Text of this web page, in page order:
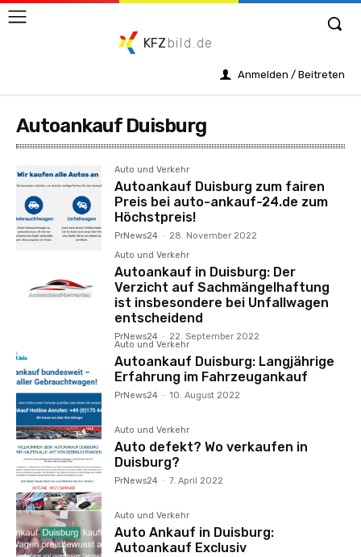
KFZ bild.de
Anmelden / Beitreten
Autoankauf Duisburg
Auto und Verkehr
Autoankauf Duisburg zum fairen
Preis bei auto-ankauf-24.de zum
Höchstpreis!
PrNews24 - 28. November 2022
Auto und Verkehr
Autoankauf in Duisburg: Der
Verzicht auf Sachmängelhaftung
ist insbesondere bei Unfallwagen
entscheidend
PrNews24 - 22. September 2022
Auto und Verkehr
Autoankauf Duisburg: Langjährige
Erfahrung im Fahrzeugankauf
PrNews24 - 10. August 2022
Auto und Verkehr
Auto defekt? Wo verkaufen in
Duisburg?
PrNews24 - 7. April 2022
Auto und Verkehr
Auto Ankauf in Duisburg:
Autoankauf Exclusiv